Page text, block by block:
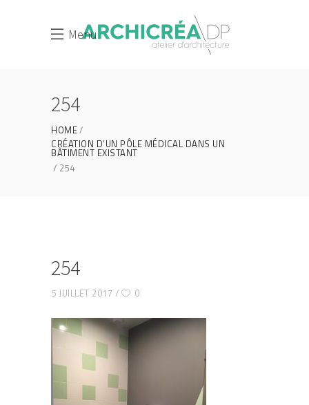
Menu
254
HOME
CRÉATION D’UN PÔLE MÉDICAL DANS UN
BÂTIMENT EXISTANT
254
254
5 JUILLET 2017 0